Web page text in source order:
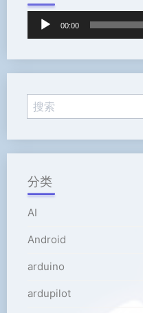
放
00:00
分类
AI
Android
arduino
ardupilot